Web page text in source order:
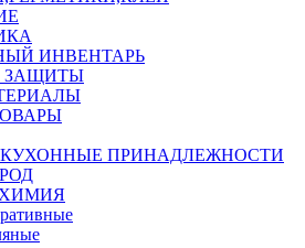
ИНВЕНТАРЬ
ЗАЩИТЫ
КУХОННЫЕ ПРИНАДЛЕЖНОСТИ